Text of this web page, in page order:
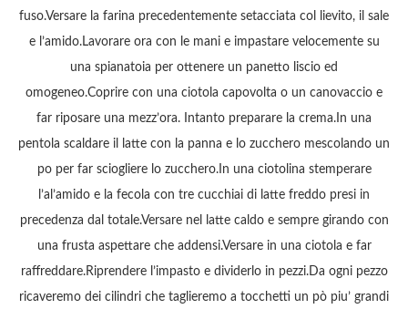
fuso.Versare la farina precedentemente setacciata col lievito, il sale
e l’amido.Lavorare ora con le mani e impastare velocemente su
una spianatoia per ottenere un panetto liscio ed
omogeneo.Coprire con una ciotola capovolta o un canovaccio e
far riposare una mezz’ora. Intanto preparare la crema.In una
pentola scaldare il latte con la panna e lo zucchero mescolando un
po per far sciogliere lo zucchero.In una ciotolina stemperare
l’al’amido e la fecola con tre cucchiai di latte freddo presi in
precedenza dal totale.Versare nel latte caldo e sempre girando con
una frusta aspettare che addensi.Versare in una ciotola e far
raffreddare.Riprendere l’impasto e dividerlo in pezzi.Da ogni pezzo
ricaveremo dei cilindri che taglieremo a tocchetti un pò piu’ grandi